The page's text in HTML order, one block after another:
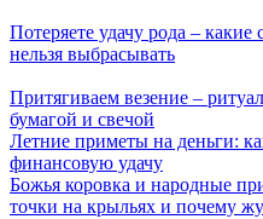
Потеряете удачу рода –
нельзя выбрасывать
Притягиваем везение –
бумагой и свечой
Летние приметы на деньги:
финансовую удачу
Божья коровка и народные
точки на крыльях и почему